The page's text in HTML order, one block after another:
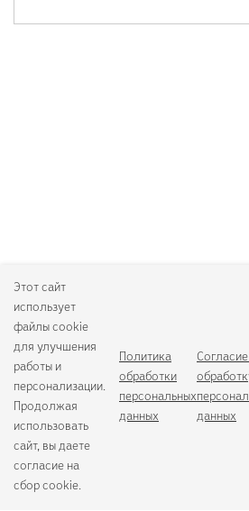
Этот сайт
использует
файлы cookie
для улучшения
работы и
персонализации.
Продолжая
использовать
сайт, вы даете
согласие на
сбор cookie.
Политика
обработки
персональных
данных
данных